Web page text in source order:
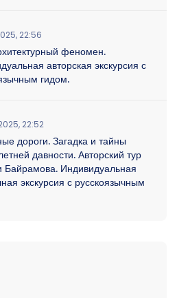
22:56
феномен.
авторская экскурсия с
гидом.
22:52
дороги. Загадка и тайны
давности. Авторский тур
Байрамова. Индивидуальная
экскурсия с русскоязычным